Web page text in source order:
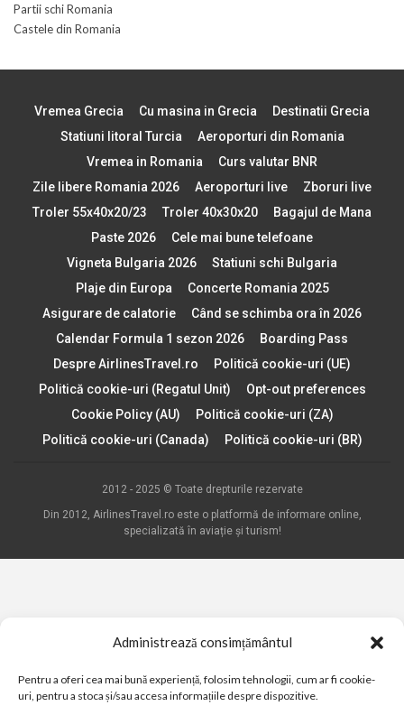
Administrează consimțământul
Pentru a oferi cea mai bună experiență, folosim tehnologii, cum ar fi cookie-
uri, pentru a stoca și/sau accesa informațiile despre dispozitive.
Partii schi Romania
Castele din Romania
Vremea Grecia Cu masina in Grecia
Destinatii Grecia
Statiuni litoral Turcia
Aeroporturi din Romania
Vremea in Romania
Curs valutar BNR
Zile libere Romania 2026
Aeroporturi live
Zboruri live
Troler 55x40x20/23
Troler 40x30x20
Bagajul de Mana
Paste 2026
Cele mai bune telefoane
Vigneta Bulgaria 2026
Statiuni schi Bulgaria
Plaje din Europa
Concerte Romania 2025
Asigurare de calatorie
Când se schimba ora în 2026
Calendar Formula 1 sezon 2026
Boarding Pass
Despre AirlinesTravel.ro
Politică cookie-uri (UE)
Politică cookie-uri (Regatul Unit)
Opt-out preferences
Cookie Policy (AU)
Politică cookie-uri (ZA)
Politică cookie-uri (Canada)
Politică cookie-uri (BR)
2012 - 2025 © Toate drepturile rezervate
Din 2012, AirlinesTravel.ro este o platformă de informare online,
specializată în aviație și turism!